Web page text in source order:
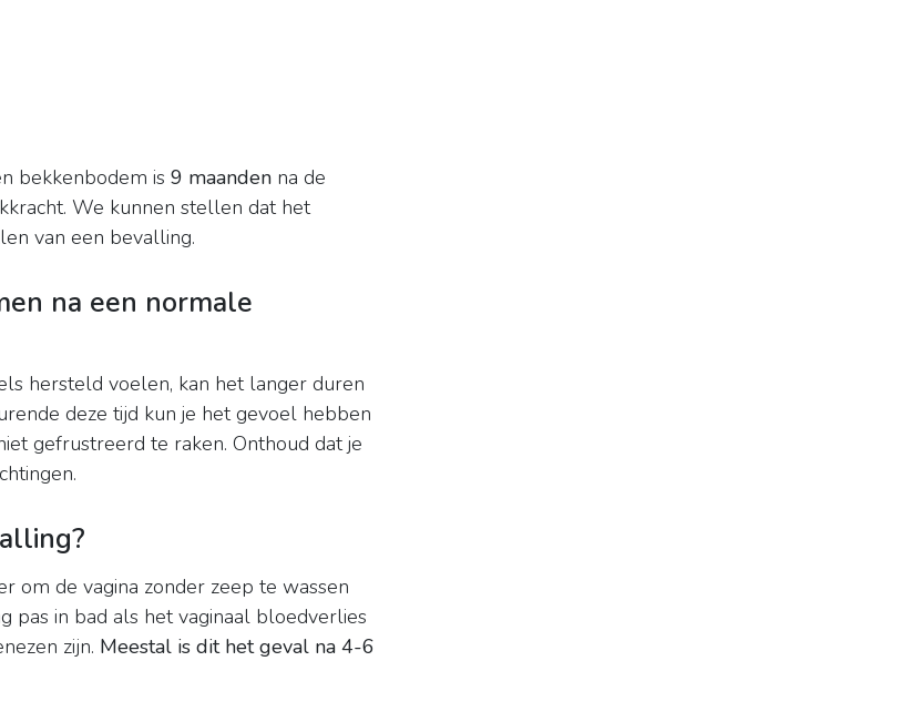
bekkenbodem is 9 maanden na de
We kunnen stellen dat het
van een bevalling.
na een normale
hersteld voelen, kan het langer duren
deze tijd kun je het gevoel hebben
gefrustreerd te raken. Onthoud dat je
om de vagina zonder zeep te wassen
pas in bad als het vaginaal bloedverlies
zijn. Meestal is dit het geval na 4-6